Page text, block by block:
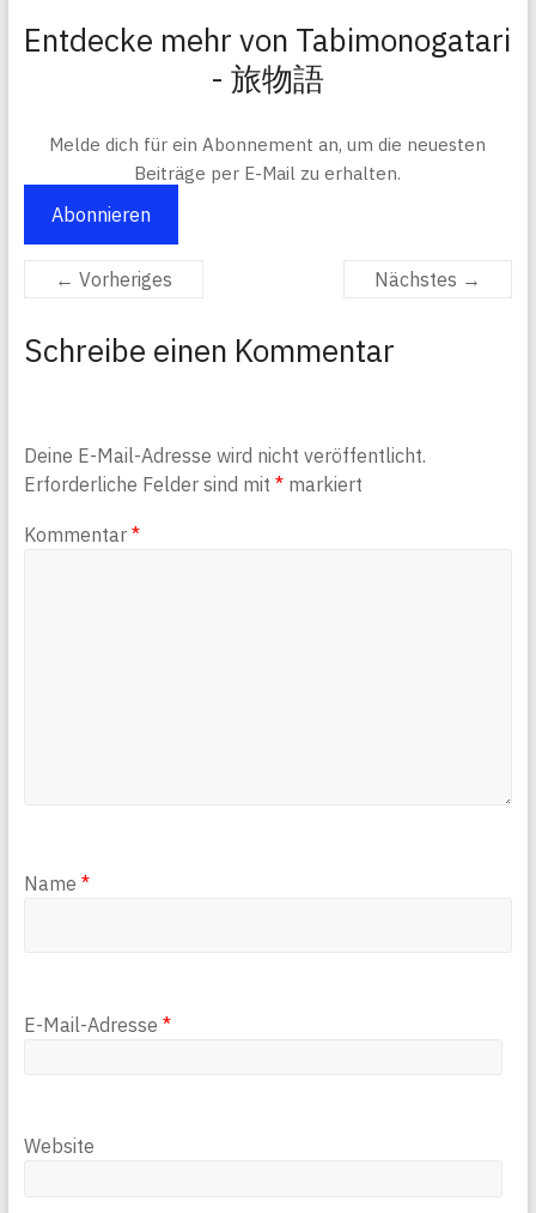
Entdecke mehr von Tabimonogatari
- 旅物語
Melde dich für ein Abonnement an, um die neuesten
Beiträge per E-Mail zu erhalten.
Abonnieren
← Vorheriges Nächstes →
Schreibe einen Kommentar
Deine E-Mail-Adresse wird nicht veröffentlicht.
Erforderliche Felder sind mit *markiert
Kommentar *
Name *
E-Mail-Adresse *
Website